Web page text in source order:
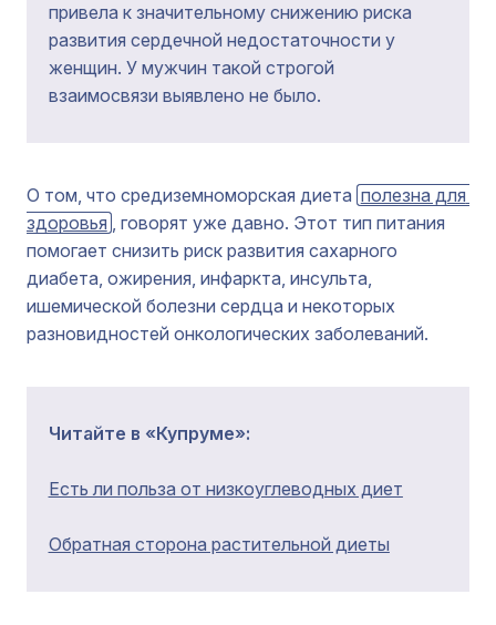
привела к значительному снижению риска
развития сердечной недостаточности у
женщин. У мужчин такой строгой
взаимосвязи выявлено не было.
О том, что средиземноморская диета полезна для
здоровья , говорят уже давно. Этот тип питания
помогает снизить риск развития сахарного
диабета, ожирения, инфаркта, инсульта,
ишемической болезни сердца и некоторых
разновидностей онкологических заболеваний.
Читайте в «Купруме»:
Есть ли польза от низкоуглеводных диет
Обратная сторона растительной диеты